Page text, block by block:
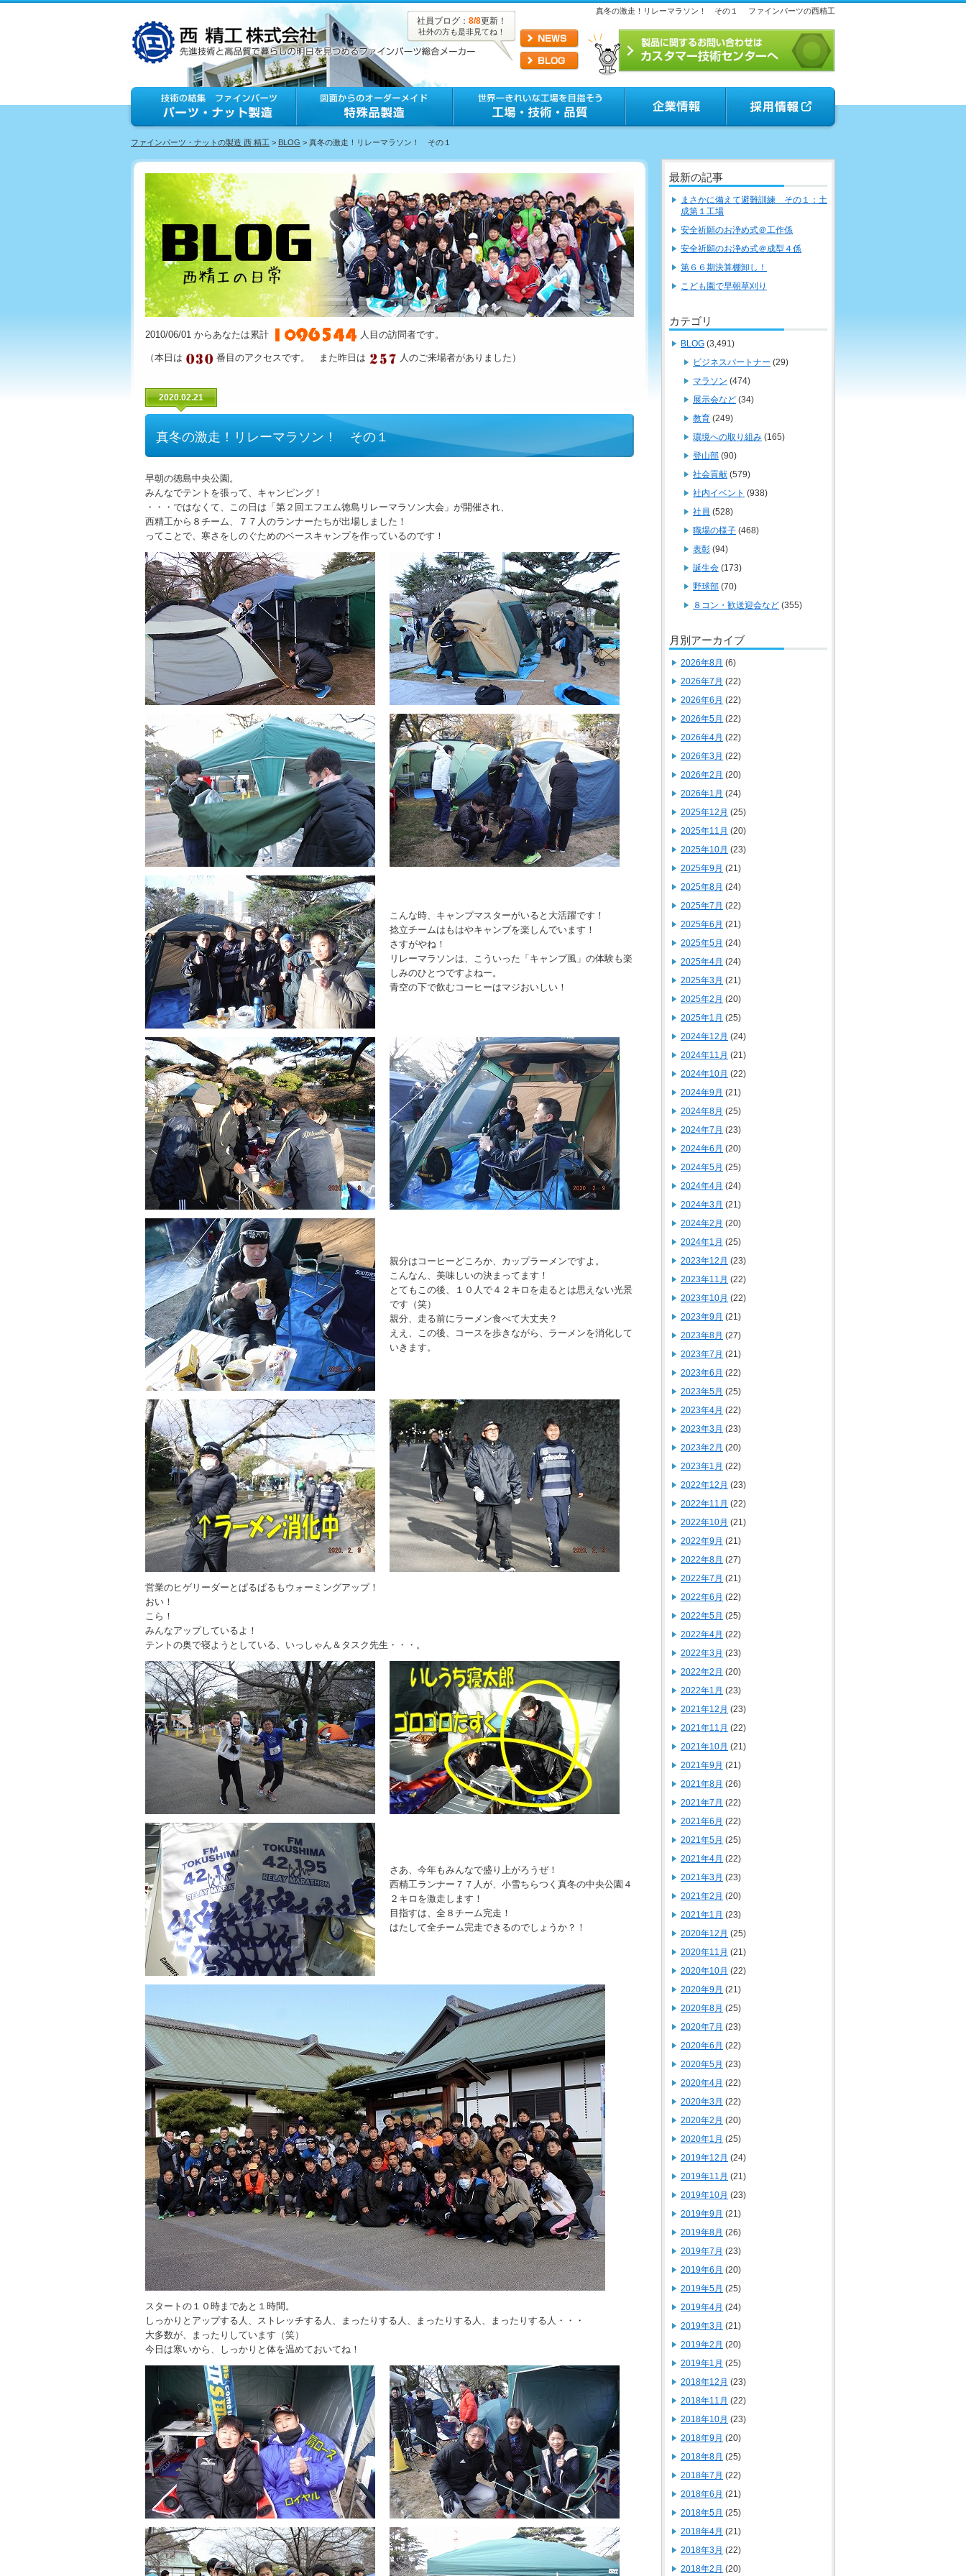
真冬の激走！リレーマラソン！ その１ ファインパーツの西精工
社員ブログ： 8/8更新！
社外の方も是非見てね！
ファインパーツ・ナットの製造 西 精工 > BLOG > 真冬の激走！リレーマラソン！ その１
2010/06/01 からあなたは累計 人目の訪問者です。
（本日は 番目のアクセスです。 また昨日は 人のご来場者がありました）
2020.02.21
真冬の激走！リレーマラソン！ その１
早朝の徳島中央公園。
みんなでテントを張って、キャンピング！
・・・ではなくて、この日は「第２回エフエム徳島リレーマラソン大会」が開催され、
西精工から８チーム、７７人のランナーたちが出場しました！
ってことで、寒さをしのぐためのベースキャンプを作っているのです！
こんな時、キャンプマスターがいると大活躍です！
捻立チームはもはやキャンプを楽しんでいます！
さすがやね！
リレーマラソンは、こういった「キャンプ風」の体験も楽
しみのひとつですよねー。
青空の下で飲むコーヒーはマジおいしい！
親分はコーヒーどころか、カップラーメンですよ。
こんなん、美味しいの決まってます！
とてもこの後、１０人で４２キロを走るとは思えない光景
です（笑）
親分、走る前にラーメン食べて大丈夫？
ええ、この後、コースを歩きながら、ラーメンを消化して
いきます。
営業のヒゲリーダーとぱるぱるもウォーミングアップ！
おい！
こら！
みんなアップしているよ！
テントの奥で寝ようとしている、いっしゃん＆タスク先生・・・。
さあ、今年もみんなで盛り上がろうぜ！
西精工ランナー７７人が、小雪ちらつく真冬の中央公園４
２キロを激走します！
目指すは、全８チーム完走！
はたして全チーム完走できるのでしょうか？！
スタートの１０時まであと１時間。
しっかりとアップする人、ストレッチする人、まったりする人、まったりする人、まったりする人・・・
大多数が、まったりしています（笑）
今日は寒いから、しっかりと体を温めておいてね！
最新の記事
まさかに備えて避難訓練 その１：土
成第１工場
安全祈願のお浄め式＠工作係
安全祈願のお浄め式＠成型４係
第６６期決算棚卸し！
こども園で早朝草刈り
カテゴリ
BLOG (3,491)
ビジネスパートナー (29)
マラソン (474)
展示会など (34)
教育 (249)
環境への取り組み (165)
登山部 (90)
社会貢献 (579)
社内イベント (938)
社員 (528)
職場の様子 (468)
表彰 (94)
誕生会 (173)
野球部 (70)
８コン・歓送迎会など (355)
月別アーカイブ
2026年8月 (6)
2026年7月 (22)
2026年6月 (22)
2026年5月 (22)
2026年4月 (22)
2026年3月 (22)
2026年2月 (20)
2026年1月 (24)
2025年12月 (25)
2025年11月 (20)
2025年10月 (23)
2025年9月 (21)
2025年8月 (24)
2025年7月 (22)
2025年6月 (21)
2025年5月 (24)
2025年4月 (24)
2025年3月 (21)
2025年2月 (20)
2025年1月 (25)
2024年12月 (24)
2024年11月 (21)
2024年10月 (22)
2024年9月 (21)
2024年8月 (25)
2024年7月 (23)
2024年6月 (20)
2024年5月 (25)
2024年4月 (24)
2024年3月 (21)
2024年2月 (20)
2024年1月 (25)
2023年12月 (23)
2023年11月 (22)
2023年10月 (22)
2023年9月 (21)
2023年8月 (27)
2023年7月 (21)
2023年6月 (22)
2023年5月 (25)
2023年4月 (22)
2023年3月 (23)
2023年2月 (20)
2023年1月 (22)
2022年12月 (23)
2022年11月 (22)
2022年10月 (21)
2022年9月 (21)
2022年8月 (27)
2022年7月 (21)
2022年6月 (22)
2022年5月 (25)
2022年4月 (22)
2022年3月 (23)
2022年2月 (20)
2022年1月 (23)
2021年12月 (23)
2021年11月 (22)
2021年10月 (21)
2021年9月 (21)
2021年8月 (26)
2021年7月 (22)
2021年6月 (22)
2021年5月 (25)
2021年4月 (22)
2021年3月 (23)
2021年2月 (20)
2021年1月 (23)
2020年12月 (25)
2020年11月 (21)
2020年10月 (22)
2020年9月 (21)
2020年8月 (25)
2020年7月 (23)
2020年6月 (22)
2020年5月 (23)
2020年4月 (22)
2020年3月 (22)
2020年2月 (20)
2020年1月 (25)
2019年12月 (24)
2019年11月 (21)
2019年10月 (23)
2019年9月 (21)
2019年8月 (26)
2019年7月 (23)
2019年6月 (20)
2019年5月 (25)
2019年4月 (24)
2019年3月 (21)
2019年2月 (20)
2019年1月 (25)
2018年12月 (23)
2018年11月 (22)
2018年10月 (23)
2018年9月 (20)
2018年8月 (25)
2018年7月 (22)
2018年6月 (21)
2018年5月 (25)
2018年4月 (21)
2018年3月 (22)
2018年2月 (20)